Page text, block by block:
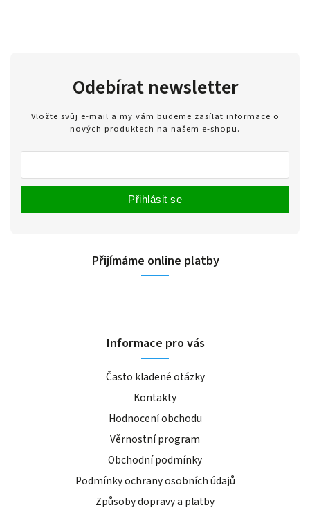
Odebírat newsletter
Vložte svůj e-mail a my vám budeme zasílat informace o
nových produktech na našem e-shopu.
Přihlásit se
Přijímáme online platby
Informace pro vás
Často kladené otázky
Kontakty
Hodnocení obchodu
Věrnostní program
Obchodní podmínky
Podmínky ochrany osobních údajů
Způsoby dopravy a platby